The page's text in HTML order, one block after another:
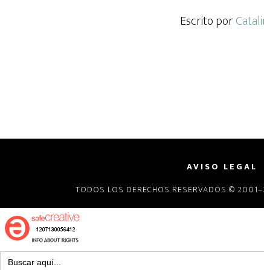
Escrito por
AVISO LEGAL
TODOS LOS DERECHOS RESERVADOS ©
Buscar: